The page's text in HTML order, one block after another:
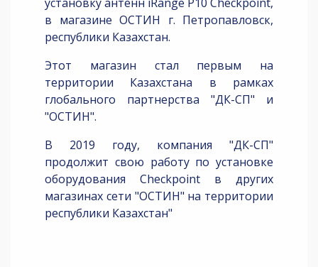
в магазине ОСТИН г. Петропавловск,
республики Казахстан.
Этот магазин стал первым на
территории Казахстана в рамках
глобального партнерства "ДК-СП" и
"ОСТИН".
В 2019 году, компания "ДК-СП"
продолжит свою работу по установке
оборудования Checkpoint в других
магазинах сети "ОСТИН" на территории
республики Казахстан"